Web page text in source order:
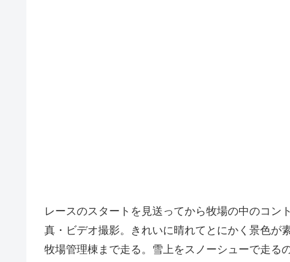
レースのスタートを見送ってから牧場の中のコン
真・ビデオ撮影。きれいに晴れてとにかく景色が
牧場管理棟まで走る。雪上をスノーシューで走る